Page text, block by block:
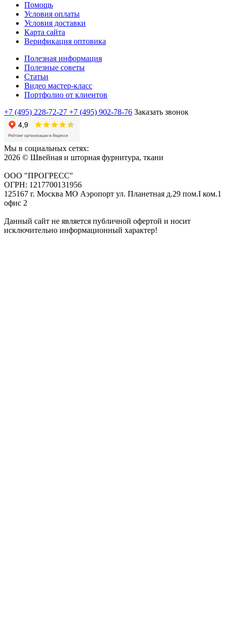
Помощь
Условия оплаты
Условия доставки
Карта сайта
Верификация оптовика
Полезная информация
Полезные советы
Статьи
Видео мастер-класс
Портфолио от клиентов
+7 (495) 228-72-27 +7 (495) 902-78-76 Заказать звонок
Мы в социальных сетях:
2026 © Швейная и шторная фурнитура, ткани
ООО "ПРОГРЕСС"
ОГРН: 1217700131956
125167 г. Москва МО Аэропорт ул. Планетная д.29 пом.I ком.1
офис 2
Данный сайт не является публичной офертой и носит
исключительно информационный характер!